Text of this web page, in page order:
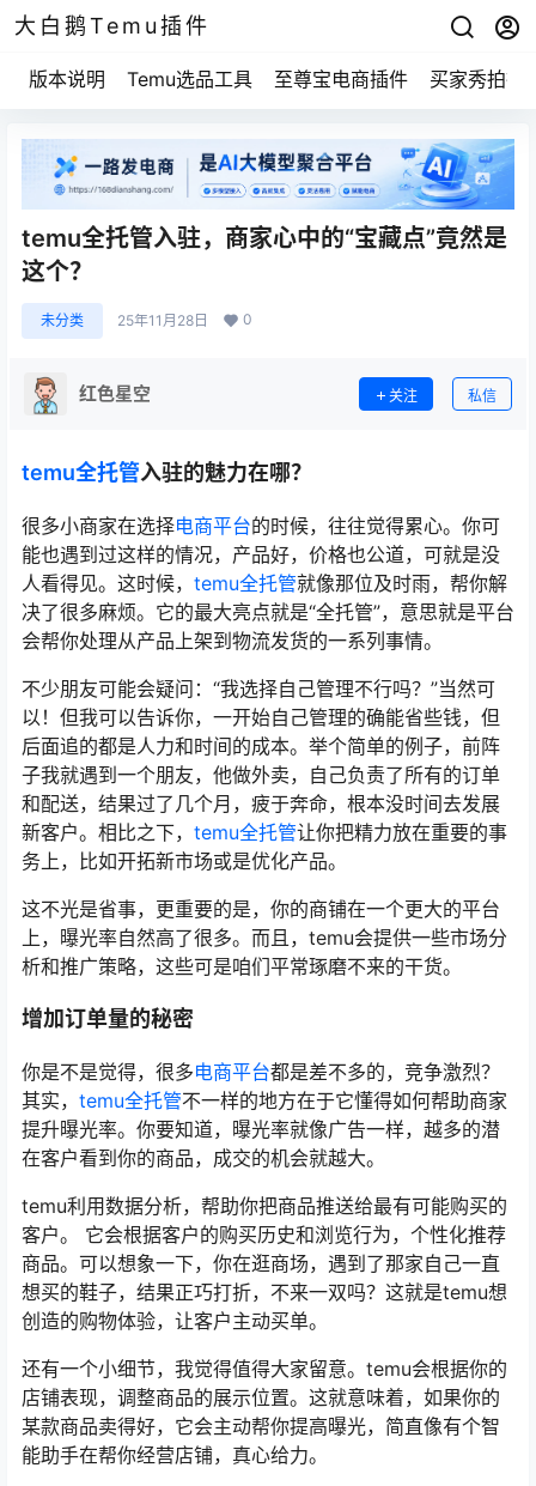
大白鹅Temu插件
版本说明 Temu选品工具 至尊宝电商插件 买家秀拍摄
temu全托管入驻，商家心中的“宝藏点”竟然是
这个？
未分类 25年11月28日 0
红色星空 关注 私信
temu全托管入驻的魅力在哪？
很多小商家在选择电商平台的时候，往往觉得累心。你可
能也遇到过这样的情况，产品好，价格也公道，可就是没
人看得见。这时候， temu全托管就像那位及时雨，帮你解
决了很多麻烦。它的最大亮点就是“全托管”，意思就是平台
会帮你处理从产品上架到物流发货的一系列事情。
不少朋友可能会疑问：“我选择自己管理不行吗？”当然可
以！但我可以告诉你，一开始自己管理的确能省些钱，但
后面追的都是人力和时间的成本。举个简单的例子，前阵
子我就遇到一个朋友，他做外卖，自己负责了所有的订单
和配送，结果过了几个月，疲于奔命，根本没时间去发展
新客户。相比之下， temu全托管让你把精力放在重要的事
务上，比如开拓新市场或是优化产品。
这不光是省事，更重要的是，你的商铺在一个更大的平台
上，曝光率自然高了很多。而且，temu会提供一些市场分
析和推广策略，这些可是咱们平常琢磨不来的干货。
增加订单量的秘密
你是不是觉得，很多电商平台都是差不多的，竞争激烈？
其实， temu全托管不一样的地方在于它懂得如何帮助商家
提升曝光率。你要知道，曝光率就像广告一样，越多的潜
在客户看到你的商品，成交的机会就越大。
temu利用数据分析，帮助你把商品推送给最有可能购买的
客户。 它会根据客户的购买历史和浏览行为，个性化推荐
商品。可以想象一下，你在逛商场，遇到了那家自己一直
想买的鞋子，结果正巧打折，不来一双吗？这就是temu想
创造的购物体验，让客户主动买单。
还有一个小细节，我觉得值得大家留意。temu会根据你的
店铺表现，调整商品的展示位置。这就意味着，如果你的
某款商品卖得好，它会主动帮你提高曝光，简直像有个智
能助手在帮你经营店铺，真心给力。